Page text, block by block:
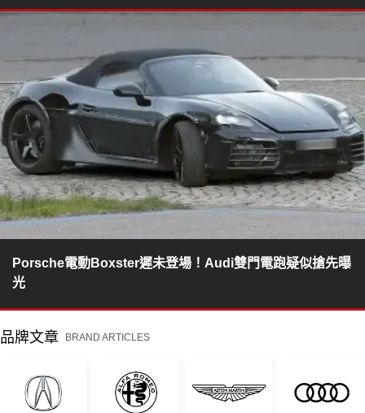
Porsche電動Boxster遲未登場！Audi雙門電跑疑似搶先曝
光
品牌文章 BRAND ARTICLES